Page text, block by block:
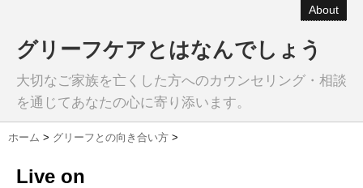
About
グリーフケアとはなんでしょう
大切なご家族を亡くした方へのカウンセリング・相談
を通じてあなたの心に寄り添います。
ホーム > グリーフとの向き合い方 >
Live on